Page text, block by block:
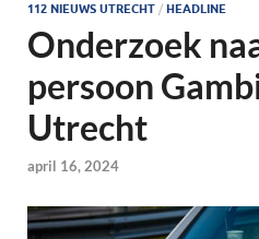
112 NIEUWS UTRECHT / HEADLINE
Onderzoek
persoon
Utrecht
april 16, 2024